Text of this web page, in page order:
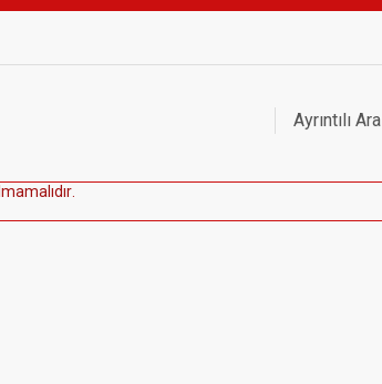
Ayrıntılı Ara
mama ıdır